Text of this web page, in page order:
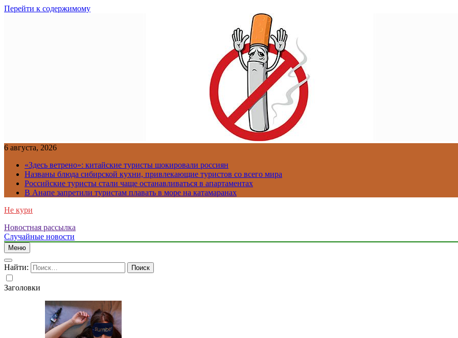
Перейти к содержимому
6 августа, 2026
«Здесь ветрено»: китайские туристы шокировали россиян
Названы блюда сибирской кухни, привлекающие туристов со всего мира
Российские туристы стали чаще останавливаться в апартаментах
В Анапе запретили туристам плавать в море на катамаранах
Не кури
Новостная рассылка
Случайные новости
Меню
Найти:
Заголовки